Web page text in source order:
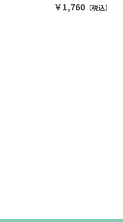
￥1,760（税込）